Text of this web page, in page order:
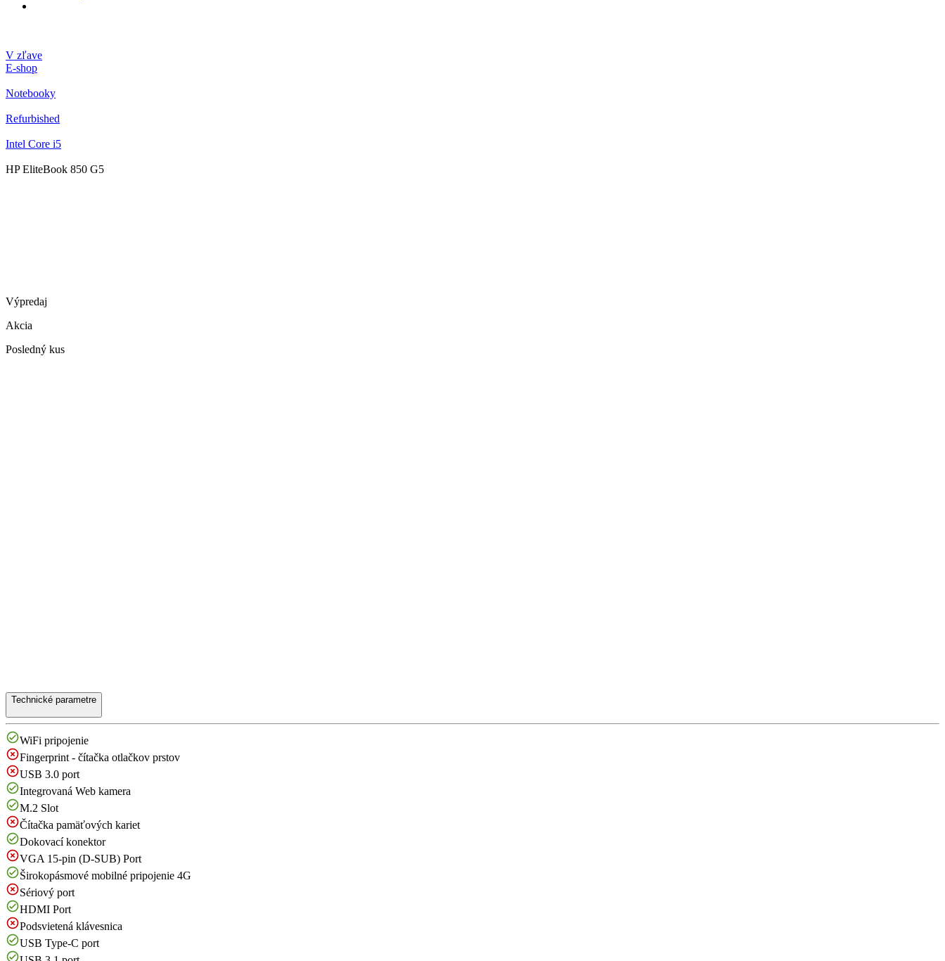
V zľave
E-shop
Notebooky
Refurbished
Intel Core i5
HP EliteBook 850 G5
Výpredaj
Akcia
Posledný kus
Technické parametre
WiFi pripojenie
Fingerprint - čítačka otlačkov prstov
USB 3.0 port
Integrovaná Web kamera
M.2 Slot
Čítačka pamäťových kariet
Dokovací konektor
VGA 15-pin (D-SUB) Port
Širokopásmové mobilné pripojenie 4G
Sériový port
HDMI Port
Podsvietená klávesnica
USB Type-C port